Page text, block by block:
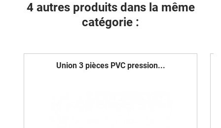
4 autres produits dans la même
catégorie :
Union 3 pièces PVC pression...